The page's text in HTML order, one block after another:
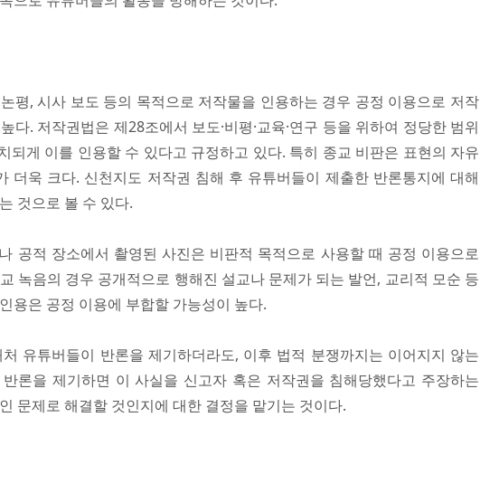
평, 시사 보도 등의 목적으로 저작물을 인용하는 경우 공정 이용으로 저작
다. 저작권법은 제28조에서 보도·비평·교육·연구 등을 위하여 정당한 범위
되게 이를 인용할 수 있다고 규정하고 있다. 특히 종교 비판은 표현의 자유
더욱 크다. 신천지도 저작권 침해 후 유튜버들이 제출한 반론통지에 대해
것으로 볼 수 있다.
공적 장소에서 촬영된 사진은 비판적 목적으로 사용할 때 공정 이용으로
녹음의 경우 공개적으로 행해진 설교나 문제가 되는 발언, 교리적 모순 등
용은 공정 이용에 부합할 가능성이 높다.
유튜버들이 반론을 제기하더라도, 이후 법적 분쟁까지는 이어지지 않는
론을 제기하면 이 사실을 신고자 혹은 저작권을 침해당했다고 주장하는
문제로 해결할 것인지에 대한 결정을 맡기는 것이다.